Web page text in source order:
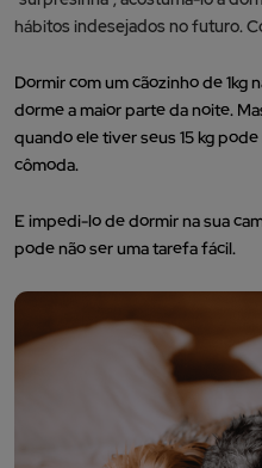
hábitos indesejados no futuro.
Dormir com um cãozinho de 1kg
dorme a maior parte da noite.
quando ele tiver seus 15 kg
cômoda.
E impedi-lo de dormir na sua
pode não ser uma tarefa fácil.